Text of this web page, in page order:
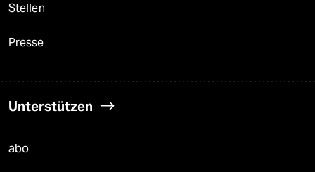
Stellen
Presse
Unterstützen
abo